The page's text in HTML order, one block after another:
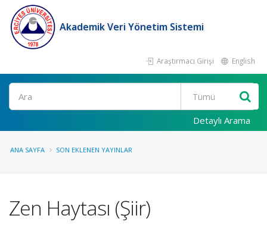
Akademik Veri Yönetim Sistemi
Araştırmacı Girişi English
Ara
Detaylı Arama
ANA SAYFA SON EKLENEN YAYINLAR
Zen Haytası (Şiir)